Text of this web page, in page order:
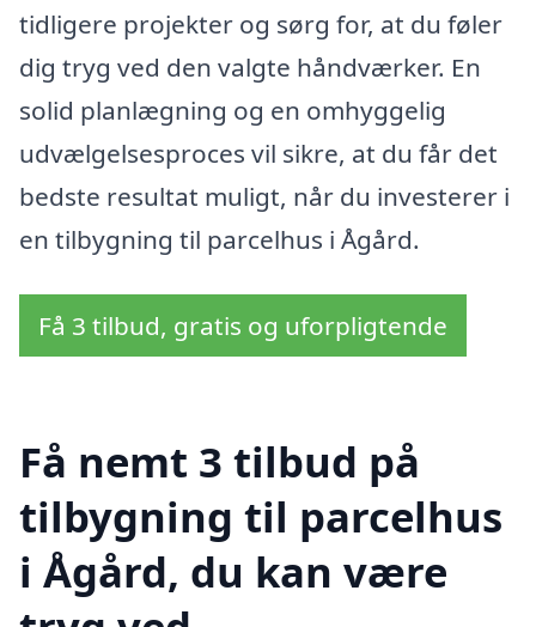
tidligere projekter og sørg for, at du føler
dig tryg ved den valgte håndværker. En
solid planlægning og en omhyggelig
udvælgelsesproces vil sikre, at du får det
bedste resultat muligt, når du investerer i
en tilbygning til parcelhus i Ågård.
Få 3 tilbud, gratis og uforpligtende
Få nemt 3 tilbud på
tilbygning til parcelhus
i Ågård, du kan være